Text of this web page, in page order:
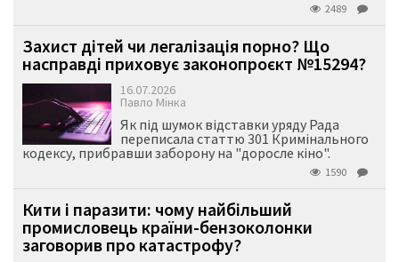
2489
Захист дітей чи легалізація порно? Що
насправді приховує законопроєкт №15294?
16.07.2026
Павло Мінка
Як під шумок відставки уряду Рада
переписала статтю 301 Кримінального
кодексу, прибравши заборону на "доросле кіно".
1590
Кити і паразити: чому найбільший
промисловець країни-бензоколонки
заговорив про катастрофу?